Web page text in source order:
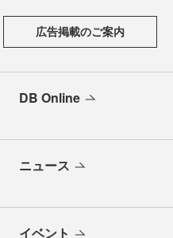
広告掲載のご案内
DB Online
ニュース
イベント